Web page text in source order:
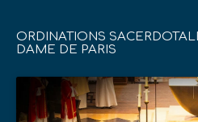
ORDINATIONS
DAME DE PARIS